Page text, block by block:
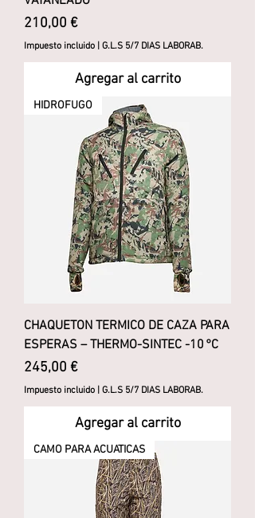
Precio
210,00 €
Impuesto incluido G.L.S 5/7 DIAS LABORAB.
Agregar al carrito
HIDROFUGO
CHAQUETON TERMICO DE CAZA PARA
ESPERAS – THERMO-SINTEC -10 °C
Precio
245,00 €
Impuesto incluido G.L.S 5/7 DIAS LABORAB.
Agregar al carrito
CAMO PARA ACUATICAS